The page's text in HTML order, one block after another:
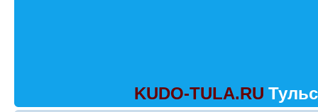
KUDO-TULA.RU